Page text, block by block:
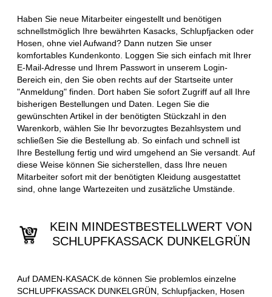
Haben Sie neue Mitarbeiter eingestellt und benötigen
schnellstmöglich Ihre bewährten Kasacks, Schlupfjacken oder
Hosen, ohne viel Aufwand? Dann nutzen Sie unser
komfortables Kundenkonto. Loggen Sie sich einfach mit Ihrer
E-Mail-Adresse und Ihrem Passwort in unserem Login-
Bereich ein, den Sie oben rechts auf der Startseite unter
"Anmeldung" finden. Dort haben Sie sofort Zugriff auf all Ihre
bisherigen Bestellungen und Daten. Legen Sie die
gewünschten Artikel in der benötigten Stückzahl in den
Warenkorb, wählen Sie Ihr bevorzugtes Bezahlsystem und
schließen Sie die Bestellung ab. So einfach und schnell ist
Ihre Bestellung fertig und wird umgehend an Sie versandt. Auf
diese Weise können Sie sicherstellen, dass Ihre neuen
Mitarbeiter sofort mit der benötigten Kleidung ausgestattet
sind, ohne lange Wartezeiten und zusätzliche Umstände.
KEIN MINDESTBESTELLWERT VON
SCHLUPFKASSACK DUNKELGRÜN
Auf DAMEN-KASACK.de können Sie problemlos einzelne
SCHLUPFKASSACK DUNKELGRÜN, Schlupfjacken, Hosen